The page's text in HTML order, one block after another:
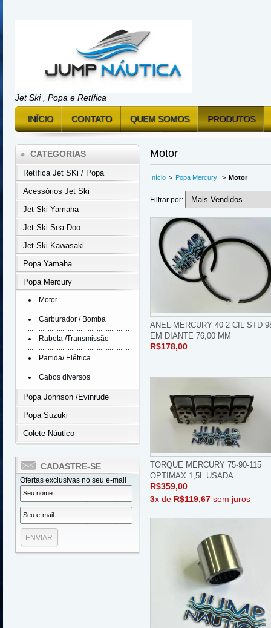
Jet Ski , Popa e Retífica
INÍCIO CONTATO QUEM SOMOS PRODUTOS
CATEGORIAS
Retífica Jet SKi / Popa
Acessórios Jet Ski
Jet Ski Yamaha
Jet Ski Sea Doo
Jet Ski Kawasaki
Popa Yamaha
Popa Mercury
Motor
Carburador / Bomba
Rabeta /Transmissão
Partida/ Elétrica
Cabos diversos
Popa Johnson /Evinrude
Popa Suzuki
Colete Náutico
CADASTRE-SE
Ofertas exclusivas no seu e-mail
Motor
Início > Popa Mercury > Motor
Filtrar por:
ANEL MERCURY 40 2 CIL STD
EM DIANTE 76,00 MM
R$178,00
TORQUE MERCURY 75-90-115
OPTIMAX 1,5L USADA
R$359,00
3x de R$119,67 sem juros